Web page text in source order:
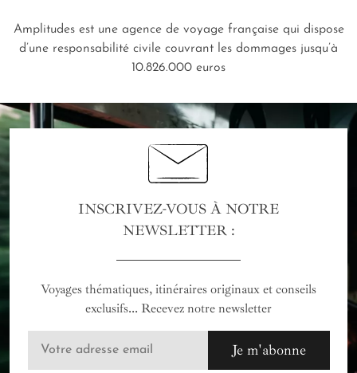
Amplitudes est une agence de voyage française qui dispose
d’une responsabilité civile couvrant les dommages jusqu’à
10.826.000 euros
INSCRIVEZ-VOUS À NOTRE
NEWSLETTER :
Voyages thématiques, itinéraires originaux et conseils
exclusifs... Recevez notre newsletter
Je m'abonne